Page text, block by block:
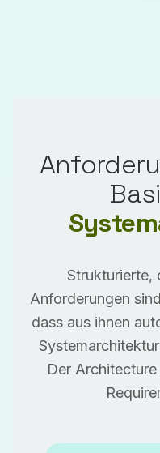
Strukturierte,
Anforderungen
dass aus ihnen
Der